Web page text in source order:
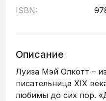
ISBN:
Описание
Луиза Мэй Олкотт –
писательница XIX
любимы до сих пор.